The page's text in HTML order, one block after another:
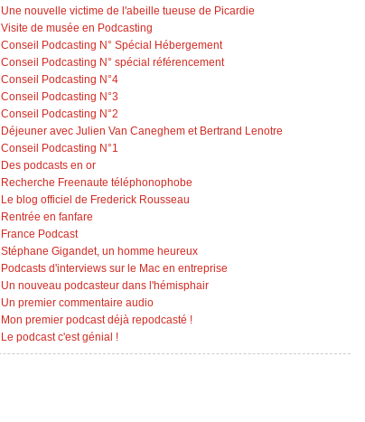
Une nouvelle victime de l'abeille tueuse de Picardie
Visite de musée en Podcasting
Conseil Podcasting N° Spécial Hébergement
Conseil Podcasting N° spécial référencement
Conseil Podcasting N°4
Conseil Podcasting N°3
Conseil Podcasting N°2
Déjeuner avec Julien Van Caneghem et Bertrand Lenotre
Conseil Podcasting N°1
Des podcasts en or
Recherche Freenaute téléphonophobe
Le blog officiel de Frederick Rousseau
Rentrée en fanfare
France Podcast
Stéphane Gigandet, un homme heureux
Podcasts d'interviews sur le Mac en entreprise
Un nouveau podcasteur dans l'hémisphair
Un premier commentaire audio
Mon premier podcast déjà repodcasté !
Le podcast c'est génial !